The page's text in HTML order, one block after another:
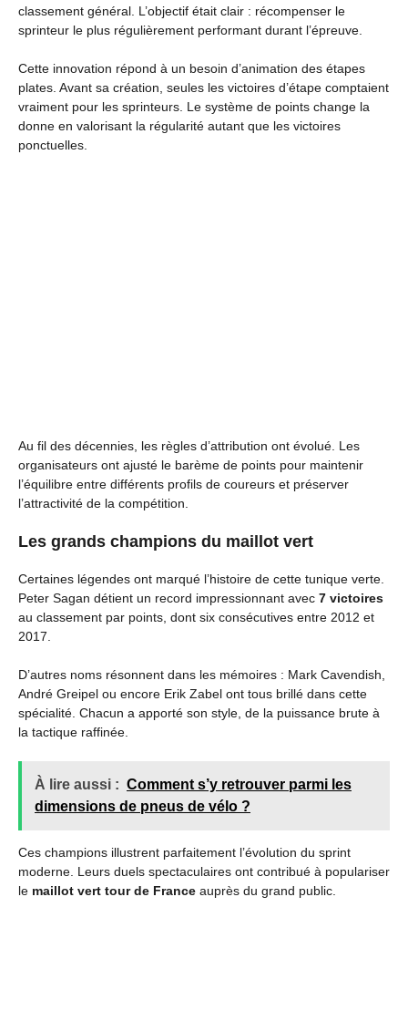
classement général. L’objectif était clair : récompenser le
sprinteur le plus régulièrement performant durant l’épreuve.
Cette innovation répond à un besoin d’animation des étapes
plates. Avant sa création, seules les victoires d’étape comptaient
vraiment pour les sprinteurs. Le système de points change la
donne en valorisant la régularité autant que les victoires
ponctuelles.
Au fil des décennies, les règles d’attribution ont évolué. Les
organisateurs ont ajusté le barème de points pour maintenir
l’équilibre entre différents profils de coureurs et préserver
l’attractivité de la compétition.
Les grands champions du maillot vert
Certaines légendes ont marqué l’histoire de cette tunique verte.
Peter Sagan détient un record impressionnant avec 7 victoires
au classement par points, dont six consécutives entre 2012 et
2017.
D’autres noms résonnent dans les mémoires : Mark Cavendish,
André Greipel ou encore Erik Zabel ont tous brillé dans cette
spécialité. Chacun a apporté son style, de la puissance brute à
la tactique raffinée.
À lire aussi : Comment s’y retrouver parmi les
dimensions de pneus de vélo ?
Ces champions illustrent parfaitement l’évolution du sprint
moderne. Leurs duels spectaculaires ont contribué à populariser
le maillot vert tour de France auprès du grand public.